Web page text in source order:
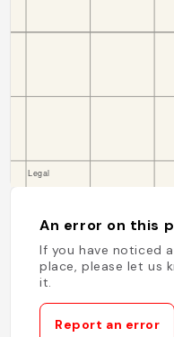
An error on this
If you have noticed
place, please let us
it.
Report an error